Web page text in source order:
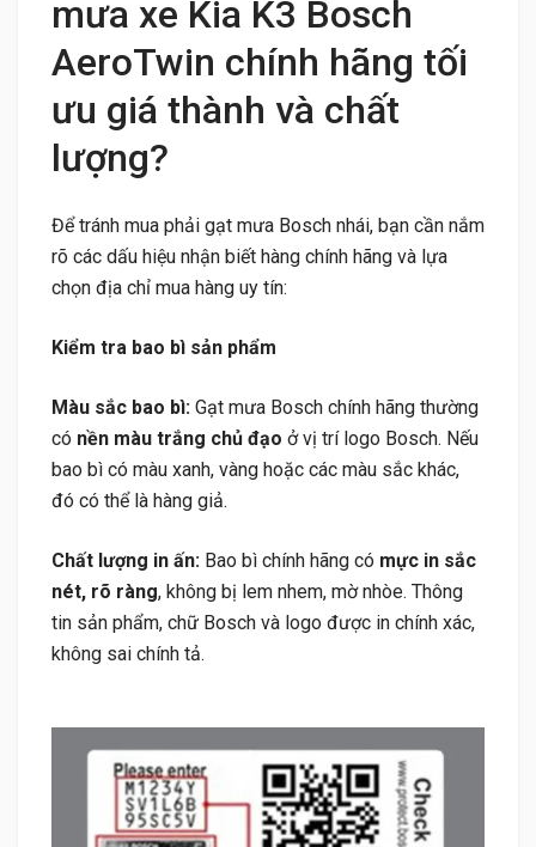
mưa xe Kia K3 Bosch
AeroTwin chính hãng tối
ưu giá thành và chất
lượng?
Để tránh mua phải gạt mưa Bosch nhái, bạn cần nắm
rõ các dấu hiệu nhận biết hàng chính hãng và lựa
chọn địa chỉ mua hàng uy tín:
Kiểm tra bao bì sản phẩm
Màu sắc bao bì: Gạt mưa Bosch chính hãng thường
có nền màu trắng chủ đạo ở vị trí logo Bosch. Nếu
bao bì có màu xanh, vàng hoặc các màu sắc khác,
đó có thể là hàng giả.
Chất lượng in ấn: Bao bì chính hãng có mực in sắc
nét, rõ ràng, không bị lem nhem, mờ nhòe. Thông
tin sản phẩm, chữ Bosch và logo được in chính xác,
không sai chính tả.